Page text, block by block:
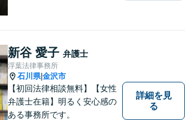
しみやすく」をモットーに気
軽に相談できる弁護士を目指
します。
新谷 愛子 弁護士
浮葉法律事務所
石川県|金沢市
【初回法律相談無料】【女性
弁護士在籍】明るく安心感の
ある事務所です。
詳細を見
る